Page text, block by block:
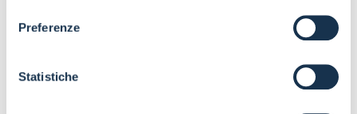
Preferenze
Statistiche
LINEA DELLA MODIFICA CHE PERMETTE
PROCEDIMENTO, COME PUÒ COMUNICARE GLI